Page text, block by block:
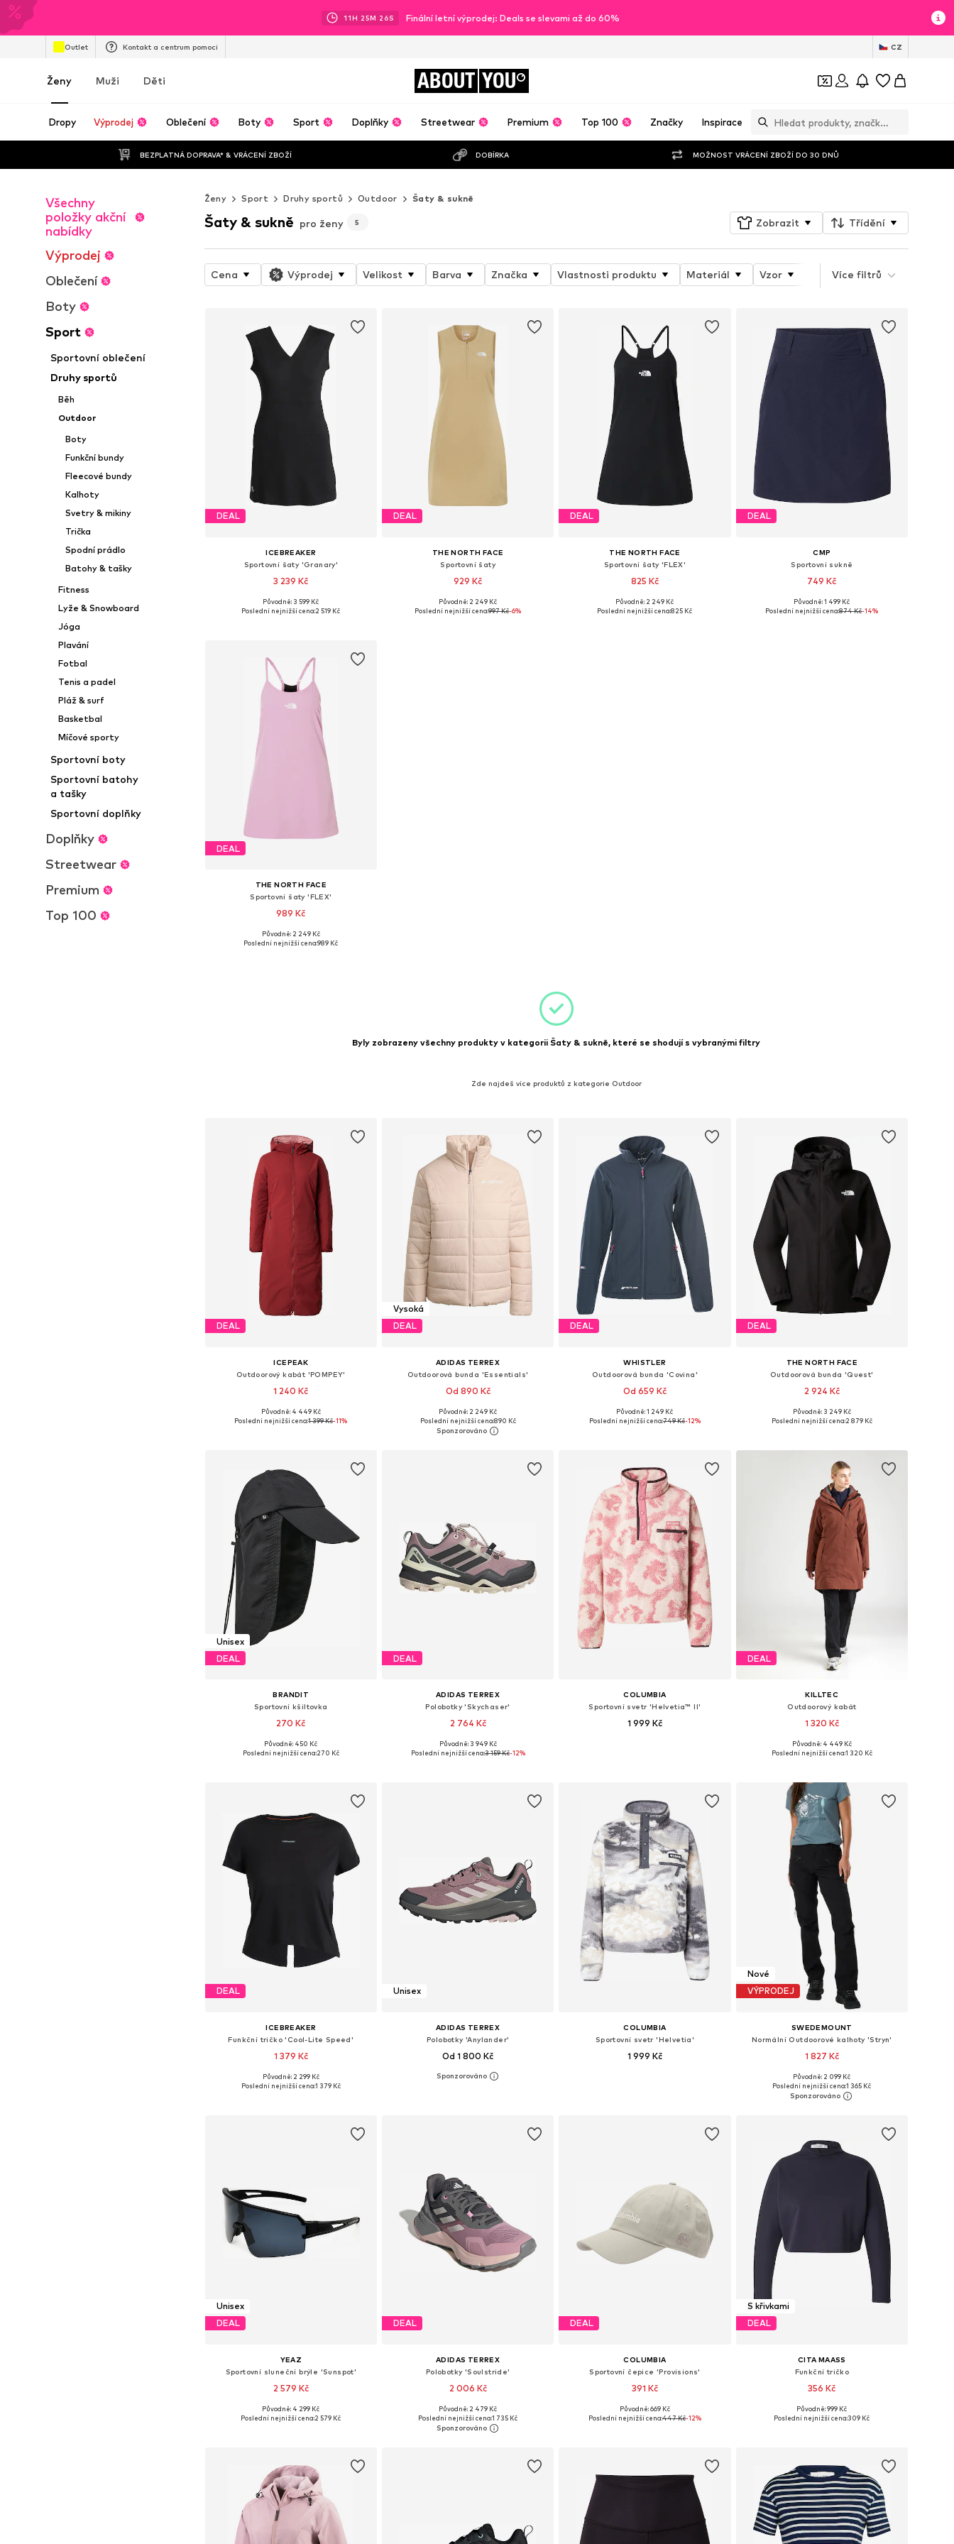
11H 25M 24S Finální letní výprodej: Deals se slevami až do 60%
Outlet Kontakt a centrum pomoci CZ
Ženy Muži Děti ABOUT YOU
Dropy Výprodej Oblečení Boty Sport Doplňky Streetwear Premium Top 100 Značky Inspirace
BEZPLATNÁ DOPRAVA* & VRÁCENÍ ZBOŽÍ DOBÍRKA MOŽNOST VRÁCENÍ ZBOŽÍ DO 30 DNŮ
Všechny
položky akční
nabídky
Výprodej
Oblečení
Boty
Sport
Sportovní oblečení
Druhy sportů
Běh
Outdoor
Boty
Funkční bundy
Fleecové bundy
Kalhoty
Svetry & mikiny
Trička
Spodní prádlo
Batohy & tašky
Fitness
Lyže & Snowboard
Jóga
Plavání
Fotbal
Tenis a padel
Pláž & surf
Basketbal
Míčové sporty
Sportovní boty
Sportovní batohy
a tašky
Sportovní doplňky
Doplňky
Streetwear
Premium
Top 100
Ženy Sport Druhy sportů Outdoor Šaty & sukně
Šaty & sukně pro ženy 5 Zobrazit Třídění
Cena Výprodej Velikost Barva Značka Vlastnosti produktu Materiál Vzor Sportovní typ
Více filtrů
DEAL
ICEBREAKER
Sportovní šaty 'Granary'
3 239 Kč
Dostupné velikosti: S, M, L, XL
Původně: 3 599 Kč
Poslední nejnižší cena:2 519 Kč
DEAL
THE NORTH FACE
Sportovní šaty
929 Kč
Dostupné velikosti: S, M, XL
Původně: 2 249 Kč
Poslední nejnižší cena:997 Kč-6%
DEAL
THE NORTH FACE
Sportovní šaty 'FLEX'
825 Kč
Dostupné velikosti: XS, S
Původně: 2 249 Kč
Poslední nejnižší cena:825 Kč
DEAL
CMP
Sportovní sukně
749 Kč
Dostupné velikosti: 36
Původně: 1 499 Kč
Poslední nejnižší cena:874 Kč-14%
DEAL
THE NORTH FACE
Sportovní šaty 'FLEX'
989 Kč
Dostupné velikosti: S, L
Původně: 2 249 Kč
Poslední nejnižší cena:989 Kč
Byly zobrazeny všechny produkty v kategorii Šaty & sukně, které se shodují s vybranými filtry
Zde najdeš více produktů z kategorie Outdoor
DEAL
ICEPEAK
Outdoorový kabát 'POMPEY'
1 240 Kč
Dostupné velikosti: XS, XS-S, S, S-M
Původně: 4 449 Kč
Poslední nejnižší cena:1 399 Kč-11%
Vysoká
DEAL
ADIDAS TERREX
Outdoorová bunda 'Essentials'
Od 890 Kč
Dostupné velikosti: XS, S, M, L, XL
Přidat do košíku
Původně: 2 249 Kč
Poslední nejnižší cena:890 Kč
DEAL
WHISTLER
Outdoorová bunda 'Covina'
Od 659 Kč
Dostupné velikosti: S, M, L, XL
Původně: 1 249 Kč
Poslední nejnižší cena:749 Kč-12%
DEAL
THE NORTH FACE
Outdoorová bunda 'Quest'
2 924 Kč
+4
Dostupné velikosti: XS, S, M, L, XL
Původně: 3 249 Kč
Poslední nejnižší cena:2 879 Kč
Unisex
DEAL
BRANDIT
Sportovní kšiltovka
270 Kč
Dostupné velikosti: 55-60
Původně: 450 Kč
Poslední nejnižší cena:270 Kč
DEAL
ADIDAS TERREX
Polobotky 'Skychaser'
2 764 Kč
+ 1
Dostupné v mnoha velikostech
Původně: 3 949 Kč
Poslední nejnižší cena:3 159 Kč-12%
COLUMBIA
Sportovní svetr 'Helvetia™ II'
1 999 Kč
DEAL
KILLTEC
Outdoorový kabát
1 320 Kč
Dostupné velikosti: XS-S, S-M
Původně: 4 449 Kč
Poslední nejnižší cena:1 320 Kč
DEAL
ICEBREAKER
Funkční tričko 'Cool-Lite Speed'
1 379 Kč
Dostupné velikosti: XS, S, M, L, XL
Původně: 2 299 Kč
Poslední nejnižší cena:1 379 Kč
Unisex
ADIDAS TERREX
Polobotky 'Anylander'
Od 1 800 Kč
Dostupné v mnoha velikostech
COLUMBIA
Sportovní svetr 'Helvetia'
1 999 Kč
Nové
VÝPRODEJ
SWEDEMOUNT
Normální Outdoorové kalhoty 'Stryn'
1 827 Kč
Dostupné velikosti: S, M, L, XL, XXXL
Přidat do košíku
Původně: 2 099 Kč
Poslední nejnižší cena:1 365 Kč
Unisex
DEAL
YEAZ
Sportovní sluneční brýle 'Sunspot'
2 579 Kč
Dostupné velikosti: One Size
Původně: 4 299 Kč
Poslední nejnižší cena:2 579 Kč
DEAL
ADIDAS TERREX
Polobotky 'Soulstride'
2 006 Kč
Dostupné v mnoha velikostech
Přidat do košíku
Původně: 2 479 Kč
Poslední nejnižší cena:1 735 Kč
DEAL
COLUMBIA
Sportovní čepice 'Provisions'
391 Kč
Dostupné velikosti: 55-60
Původně: 669 Kč
Poslední nejnižší cena:447 Kč-12%
S křivkami
DEAL
CITA MAASS
Funkční tričko
356 Kč
Dostupné v mnoha velikostech
Původně: 999 Kč
Poslední nejnižší cena:309 Kč